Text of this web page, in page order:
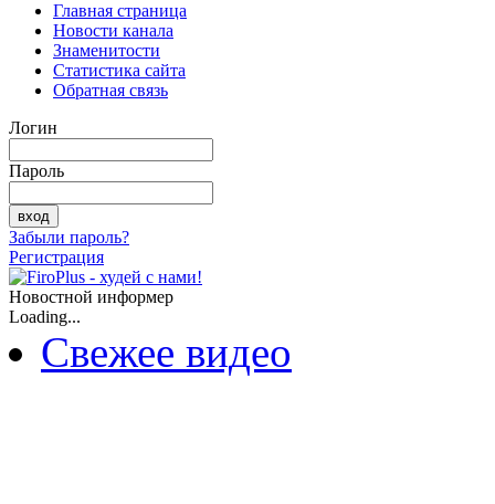
Главная страница
Новости канала
Знаменитости
Статистика сайта
Обратная связь
Логин
Пароль
Забыли пароль?
Регистрация
Новостной информер
Loading...
Свежее видео